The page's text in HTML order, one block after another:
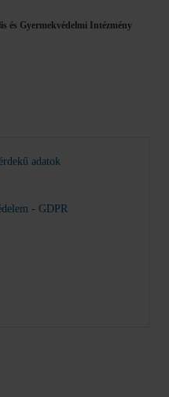
és Gyermekvédelmi Intézmény
adatok
- GDPR